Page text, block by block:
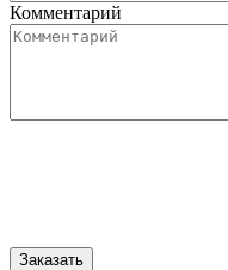
Комментарий